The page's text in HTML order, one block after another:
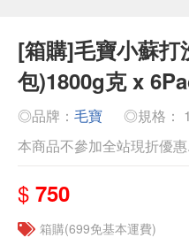
[箱購]毛寶小蘇打
包)1800g克 x
◎品牌： 毛寶
◎規格：
本商品不參加全站現折優
$ 750
箱購(699免基本運費)